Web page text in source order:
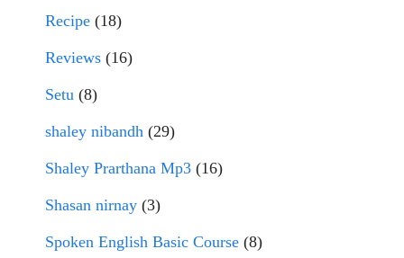
Recipe (18)
Reviews (16)
Setu (8)
shaley nibandh (29)
Shaley Prarthana Mp3 (16)
Shasan nirnay (3)
Spoken English Basic Course (8)